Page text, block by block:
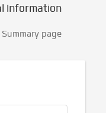
Information
page